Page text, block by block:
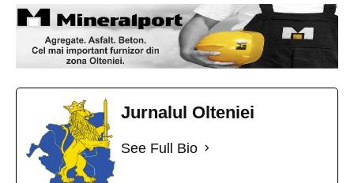
Jurnalul Olteniei
See Full Bio